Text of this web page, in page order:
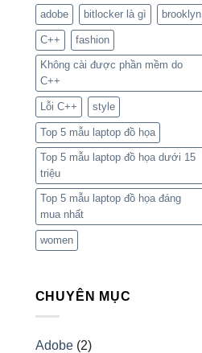
(Model)
của
adobe bitlocker là gì brooklyn
C++ fashion
Không cài được phần mềm do
C++
Lỗi C++ style
Top 5 mẫu laptop đồ họa
Top 5 mẫu laptop đồ họa dưới 15
triệu
Top 5 mẫu laptop đồ họa đáng
mua nhất
women
CHUYÊN MỤC
Adobe(2)